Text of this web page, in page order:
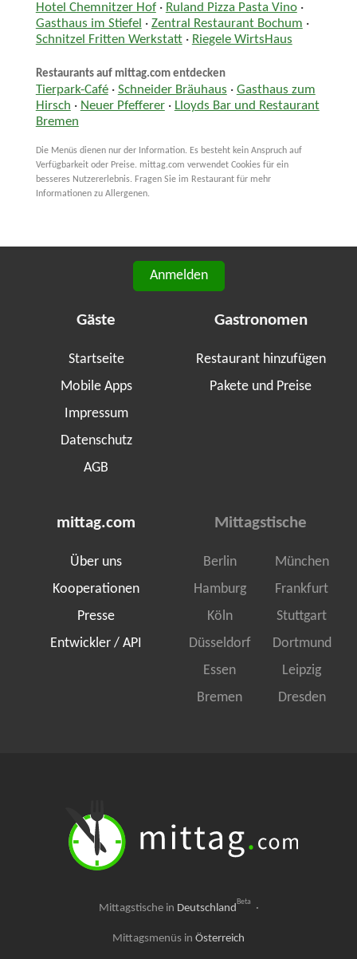
Hotel Chemnitzer Hof· Ruland Pizza Pasta Vino·
Gasthaus im Stiefel · Zentral Restaurant Bochum ·
Schnitzel Fritten Werkstatt· Riegele WirtsHaus
Restaurants auf mittag.com entdecken
Tierpark-Café· Schneider Bräuhaus · Gasthaus zum
Hirsch · Neuer Pfefferer· Lloyds Bar und Restaurant
Bremen
Die Menüs dienen nur der Information. Es besteht kein Anspruch auf
Verfügbarkeit oder Preise. mittag.com verwendet Cookies für ein
besseres Nutzererlebnis. Fragen Sie im Restaurant für mehr
Informationen zu Allergenen.
Anmelden
Gäste
Startseite
Mobile Apps
Impressum
Datenschutz
AGB
Gastronomen
Restaurant hinzufügen
Pakete und Preise
mittag.com
Über uns
Kooperationen
Presse
Entwickler / API
Mittagstische
Berlin
München
Hamburg
Frankfurt
Köln
Stuttgart
Düsseldorf
Dortmund
Essen
Leipzig
Bremen
Dresden
Mittagstische in Deutschland Beta ·
Mittagsmenüs in Österreich